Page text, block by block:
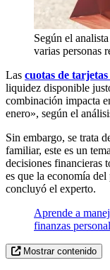
Según el
varias personas
Las cuotas de
liquidez disponible
combinación impacta
enero», según el
Sin embargo, se trata
familiar, este es un
decisiones financieras
es que la economía
concluyó el experto.
Aprende a
finanzas
Mostrar contenido